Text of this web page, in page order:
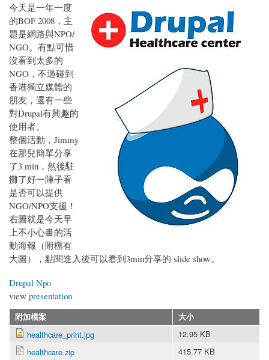
今天是一年一度
的BOF 2008，主
題是網路與NPO/
NGO。有點可惜
沒看到太多的
NGO，不過碰到
香港獨立媒體的
朋友，還有一些
對Drupal有興趣的
使用者。
整個活動，Jimmy
在那兒簡單分享
了3 min，然後駐
攤了好一陣子看
是否可以提供
NGO/NPO支援！
右圖就是今天早
上不小心畫的活
動海報（附檔有
大圖），點閱進入後可以看到3min分享的 slide show。
Drupal Npo
view presentation
附加檔案 大小
healthcare_print.jpg
12.95 KB
healthcare.zip
415.77 KB